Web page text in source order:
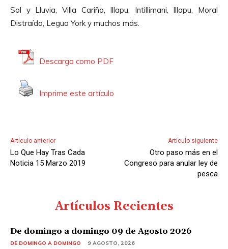
d
i
c
t
o
Sol y Lluvia, Villa Cariño, Illapu, Intillimani, Illapu, Moral
Distraída, Legua York y muchos más.
Descarga como PDF
Imprime este artículo
Artículo anterior
Lo Que Hay Tras Cada
Noticia 15 Marzo 2019
Artículo siguiente
Otro paso más en el
Congreso para anular ley de
pesca
Artículos Recientes
De domingo a domingo 09 de Agosto 2026
DE DOMINGO A DOMINGO 9 AGOSTO, 2026